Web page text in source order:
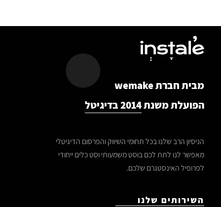
מבית חברת wemake
הפועלת משנת2014 בדיגיטל
הניסיון הרב שלנו בכל תחומי השיווק והפרסום הדיגיטלי
מאפשר לנו לתת לכם בוסט משמעותי וסט כלים ייחודי
לפרופיל האינסטגרם שלכם.
השירותים שלנו